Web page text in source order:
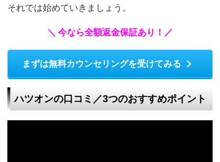
それでは始めていきましょう。
＼ 今なら全額返金保証あり！／
まずは無料カウンセリングを受けてみる
ハツオンの口コミ／3つのおすすめポイント